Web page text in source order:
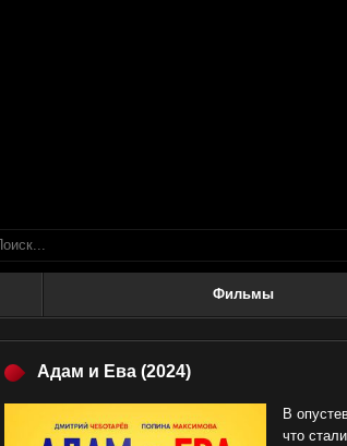
Фильмы
Адам и Ева (2024)
В
что